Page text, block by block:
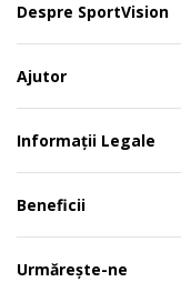
Despre SportVision
Ajutor
Informații Legale
Beneficii
Urmărește-ne